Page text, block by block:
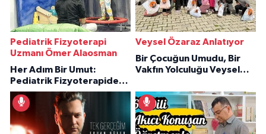
Pediatrik Fizyoterapi
Uzmanı Ömer Alaosman
Her Adım Bir Umut:
Pediatrik Fizyoterapiden
İlham Veren Hikâyeler
Veysel Özaraz Anlatıyor
Bir Çocuğun Umudu, Bir
Vakfın Yolculuğu Veysel